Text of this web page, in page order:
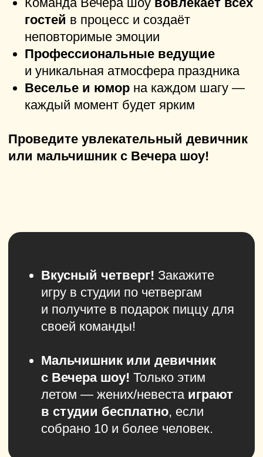
Фуршетная зона бесплатно
за 30 минут до игры
Скидка на вторую игру
в рамках выездного
Именинник в студии играет
бесплатно
— акция действует
в день рождения и за 3 дня
до и после
и атмосферой, как в эфире.
Индивидуальные сценарии: шоу
разрабатываются специально под
вашу компанию, возраст
и настроение
Атмосфера ТВ-шоу: живые эмоции,
интрига, динамика
мальчишников, дней рождения
и семейных праздников
: шоу могут пройти где
ожидания!